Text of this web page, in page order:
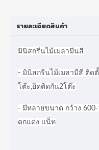
รายละเอียดสินค้า
มินิสกรีนไม้เมลามีนสี
- มินิสกรีนไม้เมลามีสี ติด
โต๊ะ,ยึดติดกัน2โต๊ะ
- มีหลายขนาด กว้าง
ตกแต่ง แน็ท